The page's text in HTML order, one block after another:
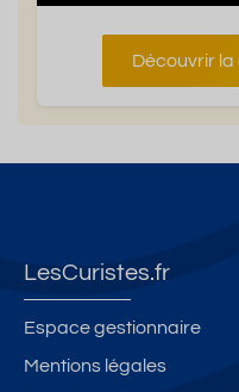
Découvrir
LesCuristes.fr
Espace gestionnaire
Mentions légales